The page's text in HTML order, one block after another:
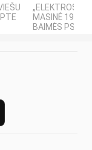
„ELEKTROS
MASINĖ 1910-
BAIMĖS